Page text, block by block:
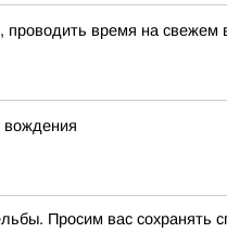
время на свежем
вождения
Просим вас сохранять